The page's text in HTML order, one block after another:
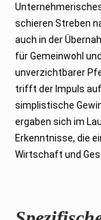
schieren Streben
auch in der
für Gemeinwohl
unverzichtbarer
trifft der Impuls
simplistische
ergaben sich im
Erkenntnisse, die
Wirtschaft und